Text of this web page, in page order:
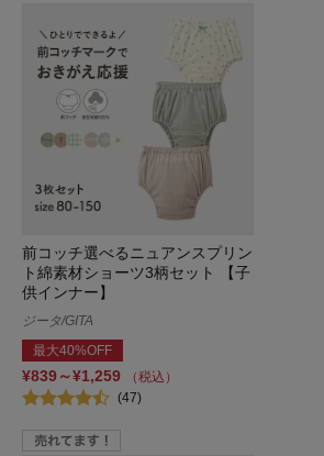
前コッチ選べるニュアンスプリン
ト綿素材ショーツ3柄セット 【子
供インナー】
ジータ/GITA
最大40%OFF
¥839～¥1,259
（税込）
(47)